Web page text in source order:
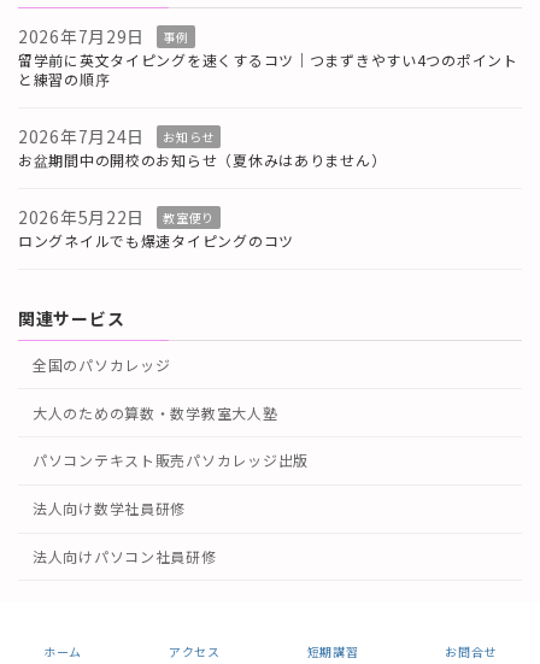
2026年7月29日 事例
留学前に英文タイピングを速くするコツ｜つまずきやすい4つのポイント
と練習の順序
2026年7月24日 お知らせ
お盆期間中の開校のお知らせ（夏休みはありません）
2026年5月22日 教室便り
ロングネイルでも爆速タイピングのコツ
関連サービス
全国のパソカレッジ
大人のための算数・数学教室大人塾
パソコンテキスト販売パソカレッジ出版
法人向け数学社員研修
法人向けパソコン社員研修
ホーム アクセス 短期講習 お問合せ